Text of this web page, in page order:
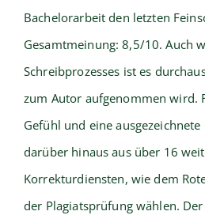
Bachelorarbeit den letzten
Gesamtmeinung: 8,5/10. Auch
Schreibprozesses ist es
zum Autor aufgenommen wird.
Gefühl und eine
darüber hinaus aus über 16
Korrekturdiensten, wie dem
der Plagiatsprüfung wählen.